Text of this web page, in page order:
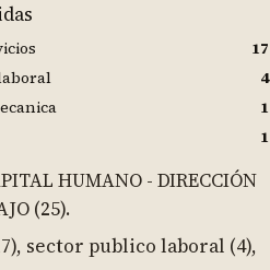
17
4
1
1
HUMANO - DIRECCIÓN
(25).
sector publico laboral (4),